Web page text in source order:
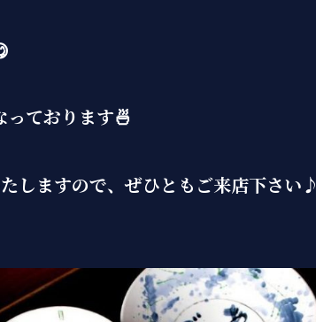
っております🍜
しますので、ぜひともご来店下さい♪